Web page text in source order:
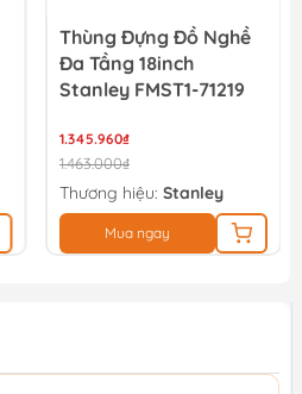
Thùng Đựng Đồ Nghề
Đa Tầng 18inch
Stanley FMST1-71219
1.345.960₫
1.463.000₫
Thương hiệu: Stanley
Mua ngay